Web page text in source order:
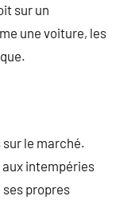
sur un
une voiture, les
sur le marché.
intempéries
propres